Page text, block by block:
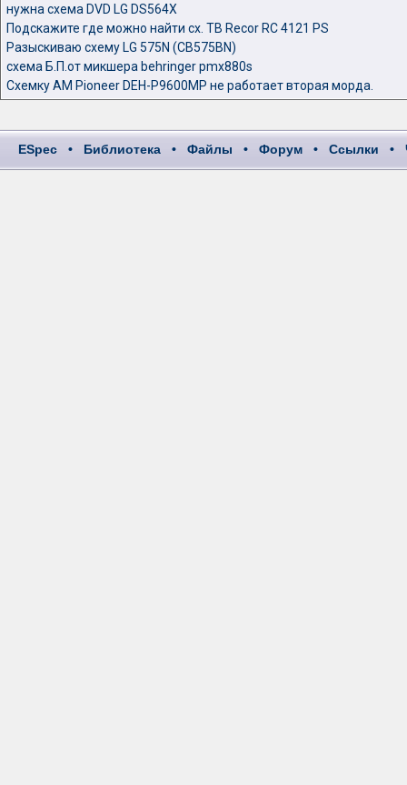
нужна схема DVD LG DS564X
Подскажите где можно найти сх. ТВ Recor RC 4121 PS
Разыскиваю схему LG 575N (CB575BN)
схема Б.П.от микшера behringer pmx880s
Схемку АМ Pioneer DEH-P9600MP не работает вторая морда.
ESpec • Библиотека • Файлы • Форум • Ссылки •